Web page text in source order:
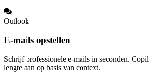
Outlook
E-mails opstellen
Schrijf professionele e-mails in seconden.
lengte aan op basis van context.